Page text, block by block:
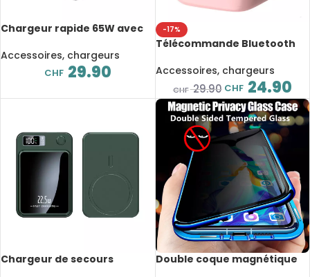
Chargeur rapide 65W avec
C, pour iOS, Android
Accessoires, chargeurs
CHF 29.90
-17%
Télécommande Bluetooth
bague de contrôle Tik Tok,
Selfie, Lazy, Android et iOS
Accessoires, chargeurs
CHF29.90 CHF 24.90
Chargeur de secours
Double coque magnétique